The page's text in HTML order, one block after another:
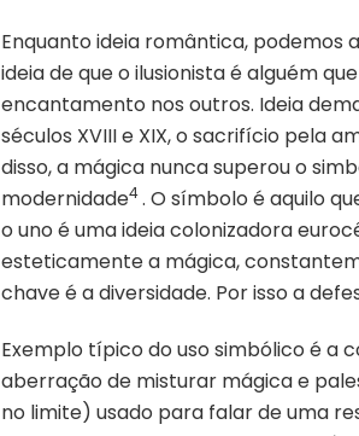
Enquanto ideia romântica,
ideia de que o ilusionista é alguém
encantamento nos outros. Ideia
séculos XVIII e XIX, o sacrifício pela
disso, a mágica nunca superou o
modernidade4. O símbolo é aquilo
o uno é uma ideia colonizadora
esteticamente a mágica,
chave é a diversidade. Por isso a
Exemplo típico do uso simbólico é a
aberração de misturar mágica e
no limite) usado para falar de uma